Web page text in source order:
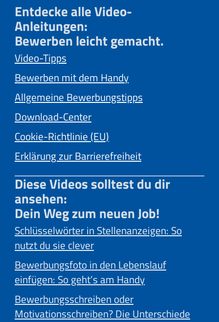
Entdecke alle Video-
Anleitungen:
Bewerben leicht gemacht.
Video-Tipps
Bewerben mit dem Handy
Allgemeine Bewerbungstipps
Download-Center
Cookie-Richtlinie (EU)
Erklärung zur Barrierefreiheit
Diese Videos solltest du dir
ansehen:
Dein Weg zum neuen Job!
Schlüsselwörter in Stellenanzeigen: So
nutzt du sie clever
Bewerbungsfoto in den Lebenslauf
einfügen: So geht’s am Handy
Bewerbungsschreiben oder
Motivationsschreiben? Die Unterschiede